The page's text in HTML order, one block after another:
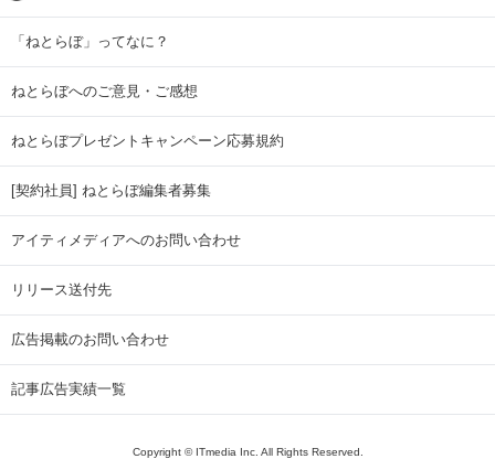
「ねとらぼ」ってなに？
ねとらぼへのご意見・ご感想
ねとらぼプレゼントキャンペーン応募規約
[契約社員] ねとらぼ編集者募集
アイティメディアへのお問い合わせ
リリース送付先
広告掲載のお問い合わせ
記事広告実績一覧
Copyright © ITmedia Inc. All Rights Reserved.